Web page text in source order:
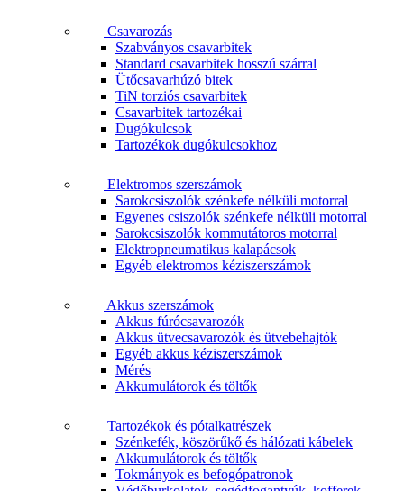
Csavarozás
Szabványos csavarbitek
Standard csavarbitek hosszú szárral
Ütőcsavarhúzó bitek
TiN torziós csavarbitek
Csavarbitek tartozékai
Dugókulcsok
Tartozékok dugókulcsokhoz
Elektromos szerszámok
Sarokcsiszolók szénkefe nélküli motorral
Egyenes csiszolók szénkefe nélküli motorral
Sarokcsiszolók kommutátoros motorral
Elektropneumatikus kalapácsok
Egyéb elektromos kéziszerszámok
Akkus szerszámok
Akkus fúrócsavarozók
Akkus ütvecsavarozók és ütvebehajtók
Egyéb akkus kéziszerszámok
Mérés
Akkumulátorok és töltők
Tartozékok és pótalkatrészek
Szénkefék, köszörűkő és hálózati kábelek
Akkumulátorok és töltők
Tokmányok es befogópatronok